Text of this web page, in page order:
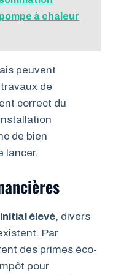
à chaleur
peuvent
de
correct du
de bien
lancer.
élevé, divers
Par
des primes éco-
pour